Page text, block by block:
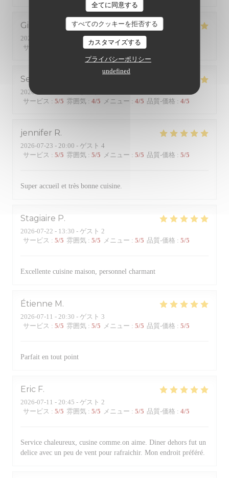
全てに同意する
すべてのクッキーを拒否する
カスタマイズする
プライバシーポリシー
undefined
Gilles
2026-07-24
- 19:45 - ゲスト 2
サービス
雰囲気: 5/5 メニュー: 5/5
Serge
2026-07-24
サービス : 5/5 雰囲気 : 4/5 メニュー : 4/5 品質-価格 : 4/5
jennifer R
2026-07-23 - 20:00 - ゲスト 4
サービス : 5/5 雰囲気 : 5/5 メニュー : 5/5 品質-価格 : 5/5
Super accueil et très bonne cuisine.
Stagiaire P
2026-07-22 - 13:30 - ゲスト 2
サービス : 5/5 雰囲気 : 5/5 メニュー : 5/5 品質-価格 : 5/5
Excellente cuisine maison, personnel charmant
Étienne M
2026-07-11 - 20:30 - ゲスト 3
サービス : 5/5 雰囲気 : 5/5 メニュー : 5/5 品質-価格 : 5/5
Parfait en tout point
Eric F
2026-07-11 - 20:45 - ゲスト 2
サービス : 5/5 雰囲気 : 5/5 メニュー : 5/5 品質-価格 : 4/5
Service chaleureux, cusine comme.on aime. Diner dehors fut un
delice avec un peu de vent pour rafraichir. Mon endroit préféré.